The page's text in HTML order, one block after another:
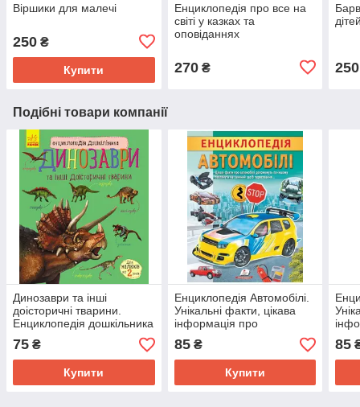
Віршики для малечі
250 ₴
Купити
Енциклопедія про все на
світі у казках та
оповіданнях
270₴ 250
Подібні товари компанії
Динозаври та інші
доісторичні тварини.
Енциклопедія дошкільника
75 ₴
Купити
Енциклопедія Автомобілі.
Унікальні факти, цікава
інформація про
автомобілі
85₴
Купити
85